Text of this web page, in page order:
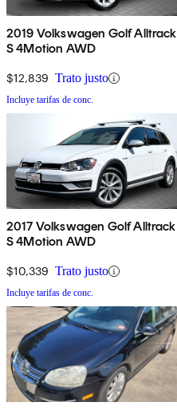
2019 Volkswagen Golf Alltrack
S 4Motion AWD
$12,839 Trato justo
Incluye tarifas de conc.
2017 Volkswagen Golf Alltrack
S 4Motion AWD
$10,339 Trato justo
Incluye tarifas de conc.